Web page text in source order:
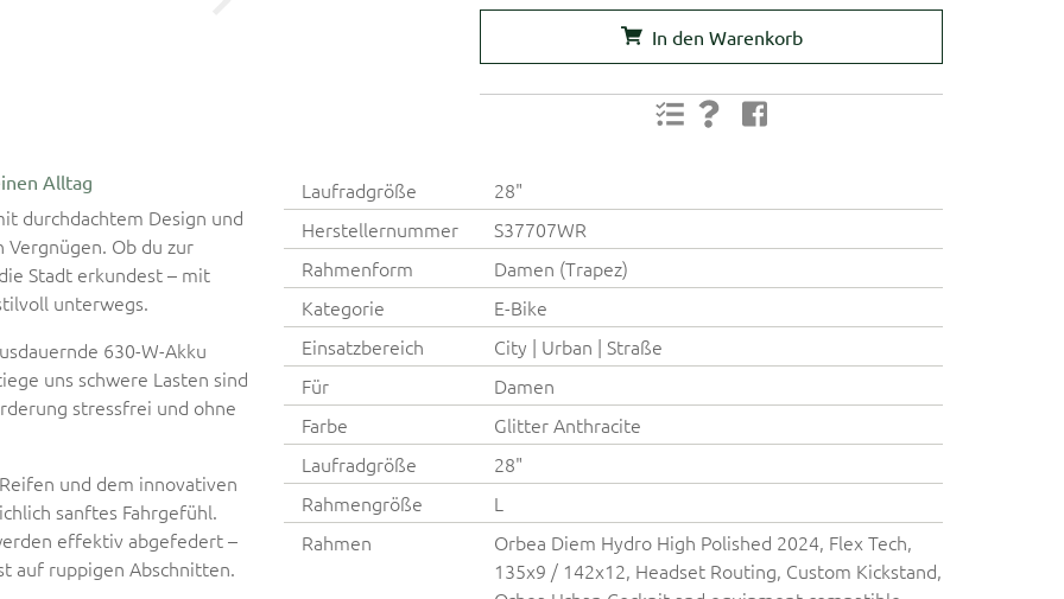
In den Warenkorb
Alltag
durchdachtem Design und
Ob du zur
Stadt erkundest – mit
unterwegs.
630-W-Akku
uns schwere Lasten sind
stressfrei und ohne
und dem innovativen
sanftes Fahrgefühl.
effektiv abgefedert –
auf ruppigen Abschnitten.
Laufradgröße
28"
Herstellernummer
S37707WR
Rahmenform
Damen (Trapez)
Kategorie
E-Bike
Einsatzbereich
City | Urban | Straße
Für
Damen
Farbe
Glitter Anthracite
Laufradgröße
28"
Rahmengröße
L
Rahmen
Orbea Diem Hydro High Polished 2024, Flex Tech,
135x9 / 142x12, Headset Routing, Custom Kickstand,